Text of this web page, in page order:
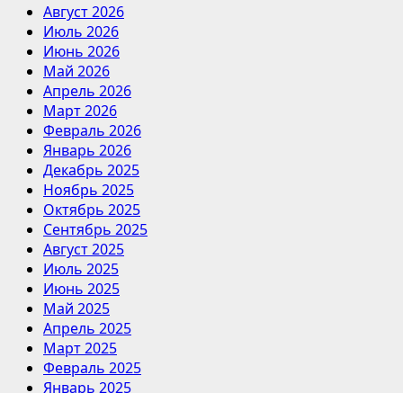
Август 2026
Июль 2026
Июнь 2026
Май 2026
Апрель 2026
Март 2026
Февраль 2026
Январь 2026
Декабрь 2025
Ноябрь 2025
Октябрь 2025
Сентябрь 2025
Август 2025
Июль 2025
Июнь 2025
Май 2025
Апрель 2025
Март 2025
Февраль 2025
Январь 2025